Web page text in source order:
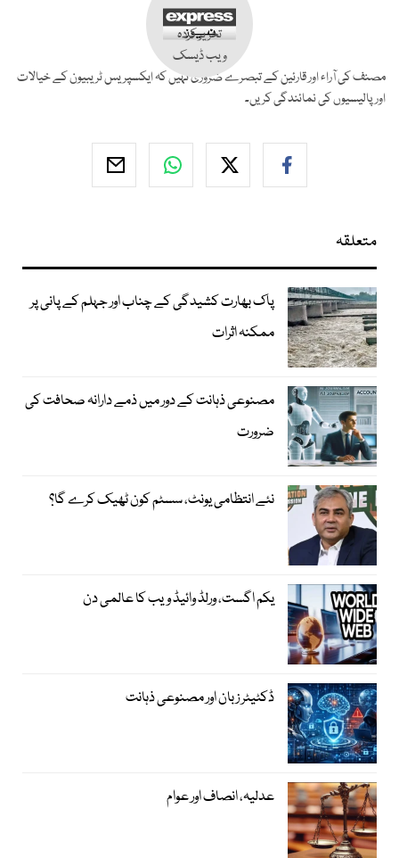
تحریر کردہ
ویب ڈیسک
مصنف کی آراء اور قارئین کے تبصرے ضروری نہیں کہ ایکسپریس ٹریبیون کے خیالات
اور پالیسیوں کی نمائندگی کریں۔
متعلقہ
پاک بھارت کشیدگی کے چناب اور جہلم کے پانی پر
ممکنہ اثرات
مصنوعی ذہانت کے دور میں ذمے دارانہ صحافت کی
ضرورت
نئے انتظامی یونٹ، سسٹم کون ٹھیک کرے گا؟
یکم اگست، ورلڈ وائیڈ ویب کا عالمی دن
ڈکٹیٹر زبان اور مصنوعی ذہانت
عدلیہ، انصاف اور عوام